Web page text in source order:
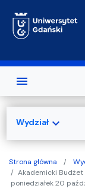
Strona główna
Akademicki Budżet
poniedziałek 20
Wydziałexpand_more